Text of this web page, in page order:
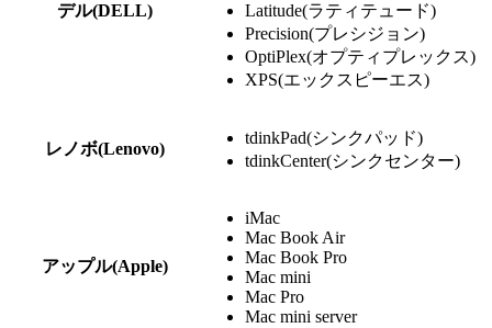
デル(DELL)
Latitude(ラティテュード)
Precision(プレシジョン)
OptiPlex(オプティプレックス)
XPS(エックスピーエス)
レノボ(Lenovo)
tdinkPad(シンクパッド)
tdinkCenter(シンクセンター)
アップル(Apple)
iMac
Mac Book Air
Mac Book Pro
Mac mini
Mac Pro
Mac mini server